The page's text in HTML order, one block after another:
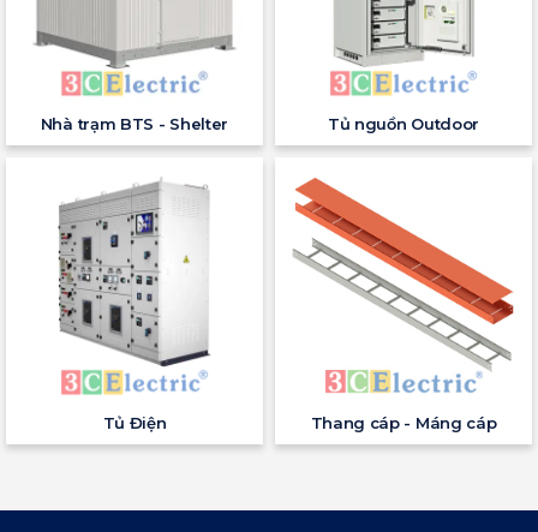
Nhà trạm BTS - Shelter Tủ nguồn Outdoor
Tủ Điện Thang cáp - Máng cáp